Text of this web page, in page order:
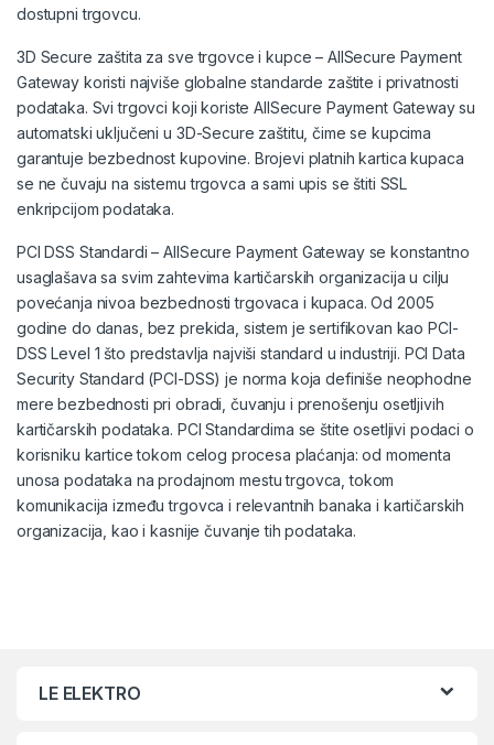
dostupni trgovcu.
3D Secure zaštita za sve trgovce i kupce – AllSecure Payment
Gateway koristi najviše globalne standarde zaštite i privatnosti
podataka. Svi trgovci koji koriste AllSecure Payment Gateway su
automatski uključeni u 3D-Secure zaštitu, čime se kupcima
garantuje bezbednost kupovine. Brojevi platnih kartica kupaca
se ne čuvaju na sistemu trgovca a sami upis se štiti SSL
enkripcijom podataka.
PCI DSS Standardi – AllSecure Payment Gateway se konstantno
usaglašava sa svim zahtevima kartičarskih organizacija u cilju
povećanja nivoa bezbednosti trgovaca i kupaca. Od 2005
godine do danas, bez prekida, sistem je sertifikovan kao PCI-
DSS Level 1 što predstavlja najviši standard u industriji. PCI Data
Security Standard (PCI-DSS) je norma koja definiše neophodne
mere bezbednosti pri obradi, čuvanju i prenošenju osetljivih
kartičarskih podataka. PCI Standardima se štite osetljivi podaci o
korisniku kartice tokom celog procesa plaćanja: od momenta
unosa podataka na prodajnom mestu trgovca, tokom
komunikacija između trgovca i relevantnih banaka i kartičarskih
organizacija, kao i kasnije čuvanje tih podataka.
LE ELEKTRO